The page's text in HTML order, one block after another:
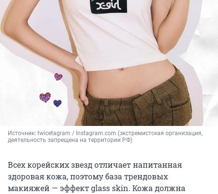
Источник: twicetagram / Instagram.com (экстремистская организация,
деятельность запрещена на территории РФ)
Всех корейских звезд отличает напитанная
здоровая кожа, поэтому база трендовых
макияжей — эффект glass skin. Кожа должна